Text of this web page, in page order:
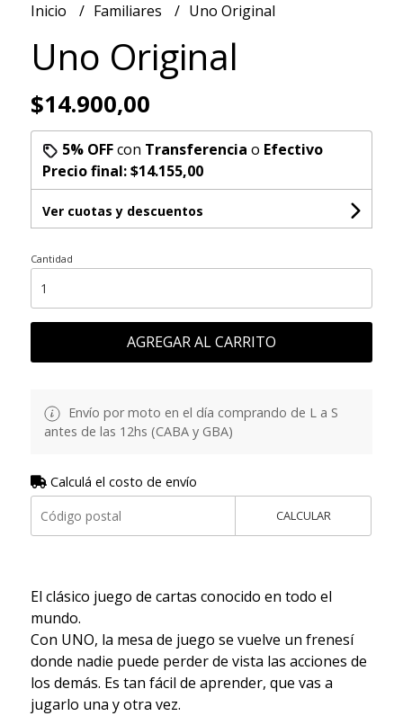
Inicio Familiares Uno Original
Uno Original
$14.900,00
5% OFFcon Transferencia o Efectivo
Precio final:$14.155,00
Ver cuotas y descuentos
Cantidad
AGREGAR AL CARRITO
Envío por moto en el día comprando de L a S
antes de las 12hs (CABA y GBA)
Calculá el costo de envío
CALCULAR
El clásico juego de cartas conocido en todo el
mundo.
Con UNO, la mesa de juego se vuelve un frenesí
donde nadie puede perder de vista las acciones de
los demás. Es tan fácil de aprender, que vas a
jugarlo una y otra vez.